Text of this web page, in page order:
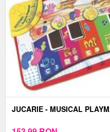
JUCARIE - MUSICAL